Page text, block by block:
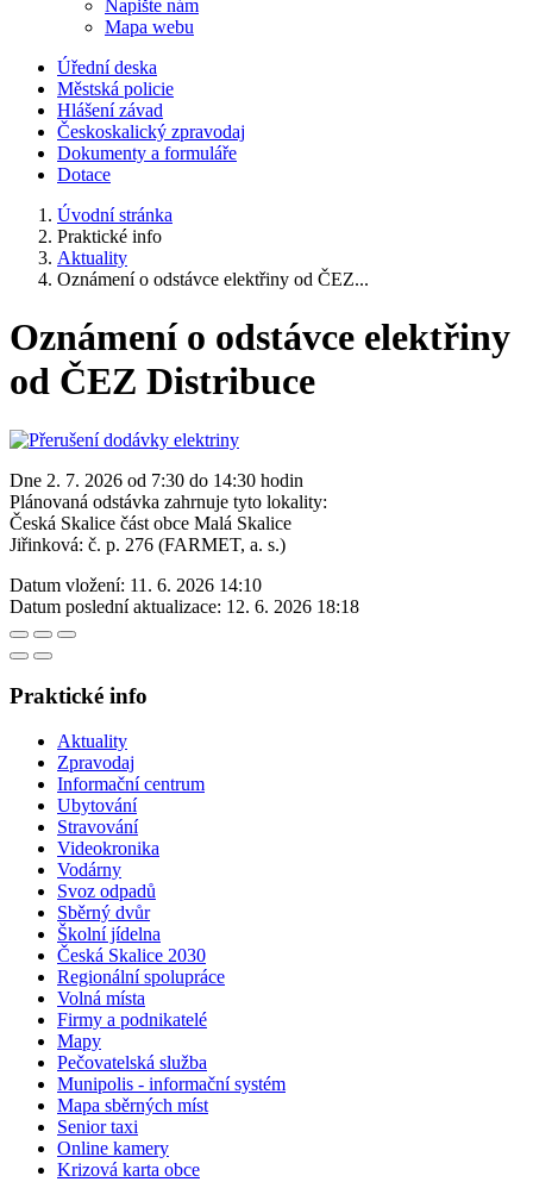
Napište nám
Mapa webu
Úřední deska
Městská policie
Hlášení závad
Českoskalický zpravodaj
Dokumenty a formuláře
Dotace
Úvodní stránka
Praktické info
Aktuality
Oznámení o odstávce elektřiny od ČEZ...
Oznámení o odstávce elektřiny
od ČEZ Distribuce
Dne 2. 7. 2026 od 7:30 do 14:30 hodin
Plánovaná odstávka zahrnuje tyto lokality:
Česká Skalice část obce Malá Skalice
Jiřinková: č. p. 276 (FARMET, a. s.)
Datum vložení: 11. 6. 2026 14:10
Datum poslední aktualizace: 12. 6. 2026 18:18
Praktické info
Aktuality
Zpravodaj
Informační centrum
Ubytování
Stravování
Videokronika
Vodárny
Svoz odpadů
Sběrný dvůr
Školní jídelna
Česká Skalice 2030
Regionální spolupráce
Volná místa
Firmy a podnikatelé
Mapy
Pečovatelská služba
Munipolis - informační systém
Mapa sběrných míst
Senior taxi
Online kamery
Krizová karta obce